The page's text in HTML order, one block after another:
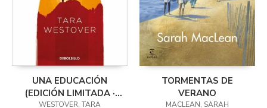
UNA EDUCACIÓN
(EDICIÓN LIMITADA ·
WESTOVER, TARA
TORMENTAS DE
VERANO
MACLEAN, SARAH